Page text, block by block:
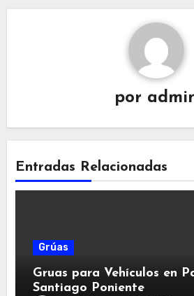
por
Entradas Relacionadas
Grúas
Gruas para Vehículos en
Santiago Poniente